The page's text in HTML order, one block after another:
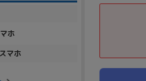
ホ
マホ
り込み。
Thinkpad